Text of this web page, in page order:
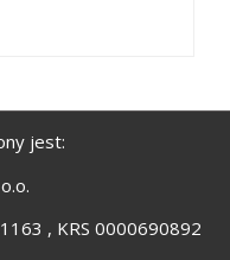
jest:
, KRS 0000690892